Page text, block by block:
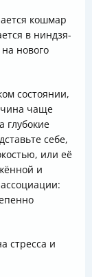
кошмар
в ниндзя-
нового
состоянии,
чаще
глубокие
себе,
или её
и
стресса и